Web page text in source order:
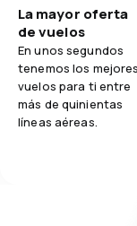
Comodidad de
Transporte de
Comidas
La mayor oferta
de vuelos
En unos segundos
tenemos los mejores
vuelos para ti entre
más de quinientas
líneas aéreas.